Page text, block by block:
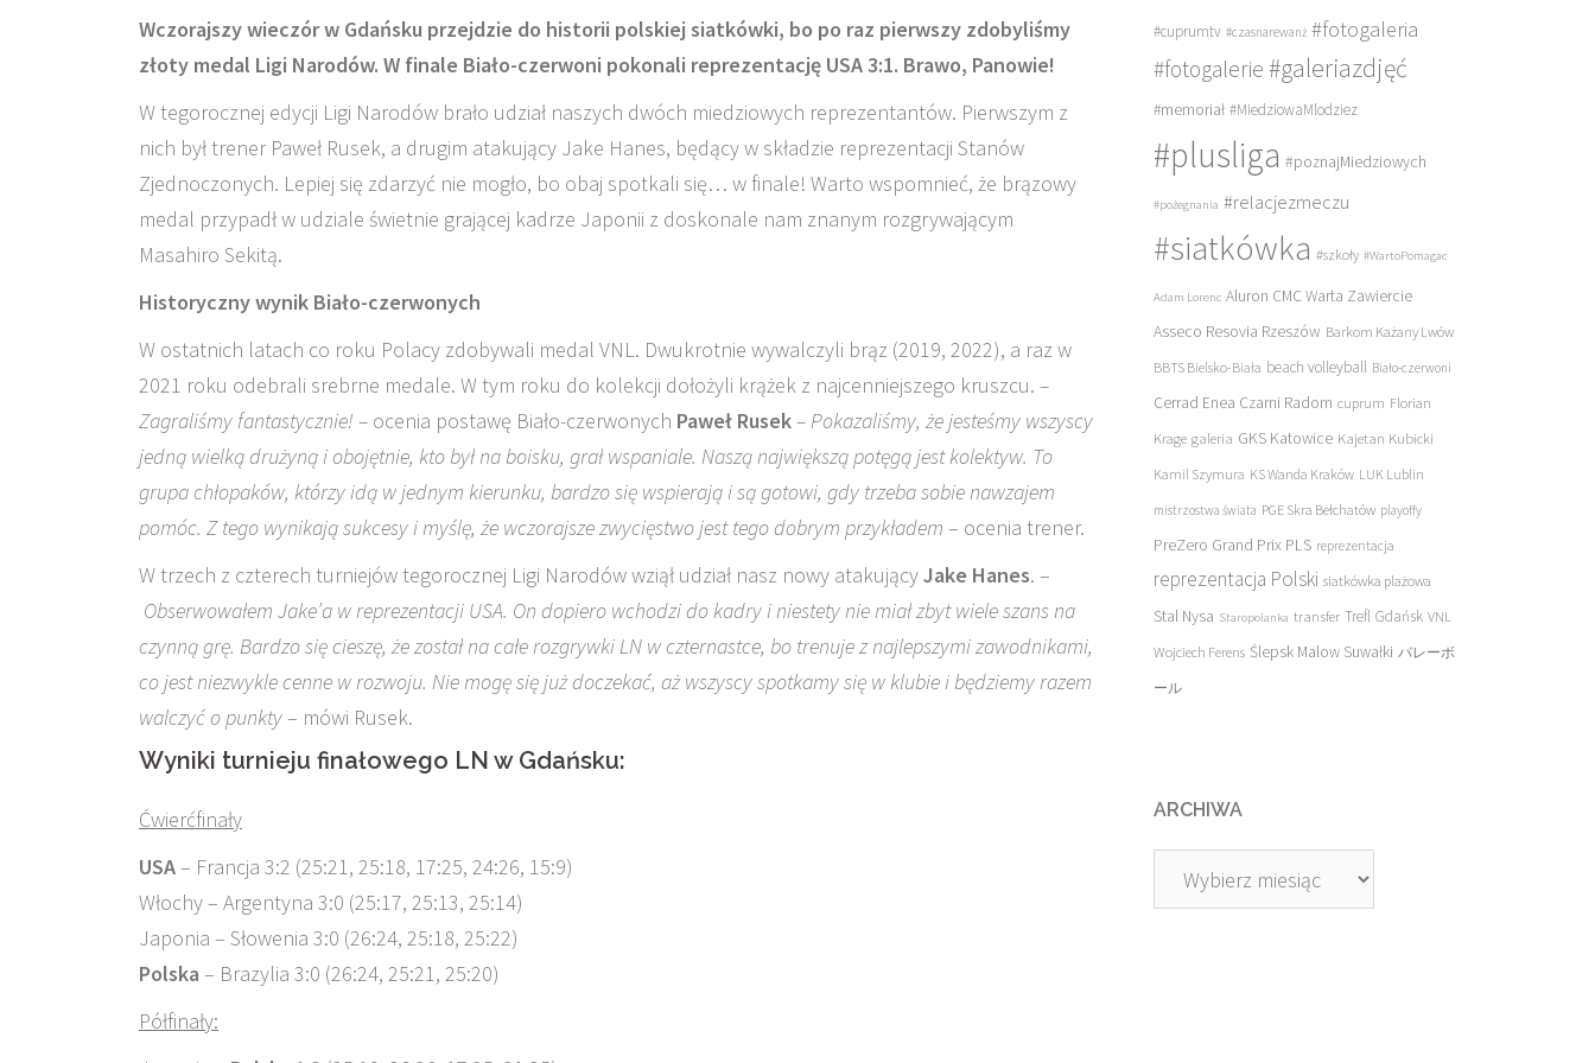
Wczorajszy wieczór w Gdańsku przejdzie do historii polskiej siatkówki, bo po raz pierwszy zdobyliśmy
złoty medal Ligi Narodów. W finale Biało-czerwoni pokonali reprezentację USA 3:1. Brawo, Panowie!
W tegorocznej edycji Ligi Narodów brało udział naszych dwóch miedziowych reprezentantów. Pierwszym z
nich był trener Paweł Rusek, a drugim atakujący Jake Hanes, będący w składzie reprezentacji Stanów
Zjednoczonych. Lepiej się zdarzyć nie mogło, bo obaj spotkali się… w finale! Warto wspomnieć, że brązowy
medal przypadł w udziale świetnie grającej kadrze Japonii z doskonale nam znanym rozgrywającym
Masahiro Sekitą.
Historyczny wynik Biało-czerwonych
W ostatnich latach co roku Polacy zdobywali medal VNL. Dwukrotnie wywalczyli brąz (2019, 2022), a raz w
2021 roku odebrali srebrne medale. W tym roku do kolekcji dołożyli krążek z najcenniejszego kruszcu. –
Zagraliśmy fantastycznie! – ocenia postawę Biało-czerwonych Paweł Rusek– Pokazaliśmy, że jesteśmy wszyscy
jedną wielką drużyną i obojętnie, kto był na boisku, grał wspaniale. Naszą największą potęgą jest kolektyw. To
grupa chłopaków, którzy idą w jednym kierunku, bardzo się wspierają i są gotowi, gdy trzeba sobie nawzajem
pomóc. Z tego wynikają sukcesy i myślę, że wczorajsze zwycięstwo jest tego dobrym przykładem – ocenia trener.
W trzech z czterech turniejów tegorocznej Ligi Narodów wziął udział nasz nowy atakującyJake Hanes. –
Obserwowałem Jake’a w reprezentacji USA. On dopiero wchodzi do kadry i niestety nie miał zbyt wiele szans na
czynną grę. Bardzo się cieszę, że został na całe rozgrywki LN w czternastce, bo trenuje z najlepszymi zawodnikami,
co jest niezwykle cenne w rozwoju. Nie mogę się już doczekać, aż wszyscy spotkamy się w klubie i będziemy razem
walczyć o punkty– mówi Rusek.
Wyniki turnieju finałowego LN w Gdańsku:
Ćwierćfinały
USA– Francja 3:2 (25:21, 25:18, 17:25, 24:26, 15:9)
Włochy – Argentyna 3:0 (25:17, 25:13, 25:14)
Japonia – Słowenia 3:0 (26:24, 25:18, 25:22)
Polska – Brazylia 3:0 (26:24, 25:21, 25:20)
Półfinały:
#cuprumtv #czasnarewanż #fotogaleria
#fotogalerie #galeriazdjęć
#memoriał #MiedziowaMlodziez
#plusliga #poznajMiedziowych
#pożegnania #relacjezmeczu
#siatkówka #szkoły #WartoPomagac
Adam Lorenc Aluron CMC Warta Zawiercie
Asseco Resovia Rzeszów Barkom Każany Lwów
BBTS Bielsko-Biała beach volleyball Biało-czerwoni
Cerrad Enea Czarni Radom cuprum Florian
Krage galeria GKS Katowice Kajetan Kubicki
Kamil Szymura KS Wanda Kraków LUK Lublin
mistrzostwa świata PGE Skra Bełchatów playoffy
PreZero Grand Prix PLS reprezentacja
reprezentacja Polski siatkówka plażowa
Stal Nysa Staropolanka transfer Trefl Gdańsk VNL
Wojciech Ferens Ślepsk Malow Suwałki バレーボ
ール
ARCHIWA
Archiwa